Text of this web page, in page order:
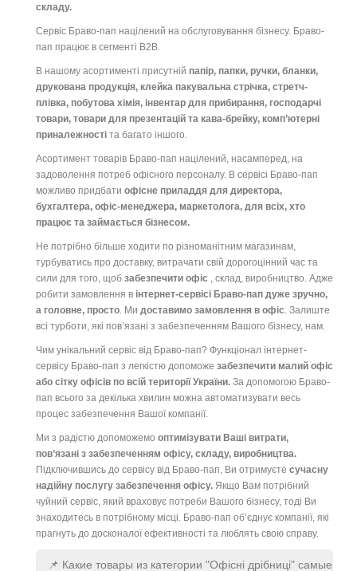
складу.
Сервіс Браво-пап націлений на обслуговування бізнесу. Браво-
пап працює в сегменті B2B.
В нашому асортименті присутній папір, папки, ручки, бланки,
друкована продукція, клейка пакувальна стрічка, стретч-
плівка, побутова хімія, інвентар для прибирання, господарчі
товари, товари для презентацій та кава-брейку, комп’ютерні
приналежності та багато іншого.
Асортимент товарів Браво-пап націлений, насамперед, на
задоволення потреб офісного персоналу. В сервісі Браво-пап
можливо придбати офісне приладдя для директора,
бухгалтера, офіс-менеджера, маркетолога, для всіх, хто
працює та займається бізнесом.
Не потрібно більше ходити по різноманітним магазинам,
турбуватись про доставку, витрачати свій дорогоцінний час та
сили для того, щоб забезпечити офіс , склад, виробництво. Адже
робити замовлення в інтернет-сервісі Браво-пап дуже зручно,
а головне, просто. Ми доставимо замовлення в офіс. Залиште
всі турботи, які пов’язані з забезпеченням Вашого бізнесу, нам.
Чим унікальний сервіс від Браво-пап? Функціонал інтернет-
сервісу Браво-пап з легкістю допоможе забезпечити малий офіс
або сітку офісів по всій території України. За допомогою Браво-
пап всього за декілька хвилин можна автоматизувати весь
процес забезпечення Вашої компанії.
Ми з радістю допоможемо оптимізувати Ваші витрати,
пов’язані з забезпеченням офісу, складу, виробництва.
Підключившись до сервісу від Браво-пап, Ви отримуєте сучасну
надійну послугу забезпечення офісу. Якщо Вам потрібний
чуйний сервіс, який враховує потреби Вашого бізнесу, тоді Ви
знаходитесь в потрібному місці. Браво-пап об’єднує компанії, які
прагнуть до досконалої ефективності та люблять свою справу.
📌 Какие товары из категории "Офісні дрібниці" самые